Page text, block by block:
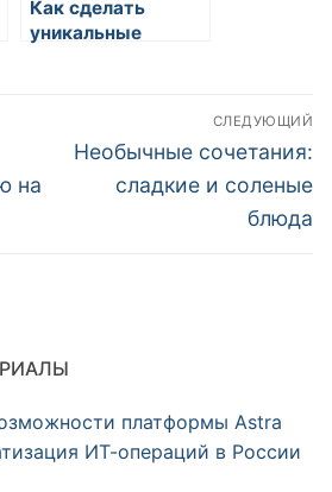
Как сделать
уникальные
на
СЛЕДУЮЩИЙ
Следующая
запись:
Необычные сочетания:
сладкие и соленые
блюда
платформы Astra
ИТ-операций в России